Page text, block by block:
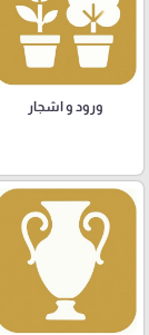
ورود و اشجار